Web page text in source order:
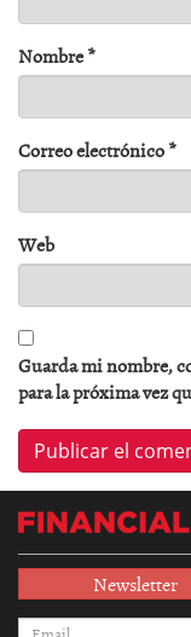
Nombre*
Correo electrónico*
Web
Guarda mi nombre,
para la próxima vez
Newsletter